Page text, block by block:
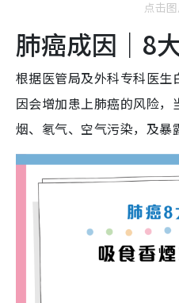
点击
肺癌成因｜8
根据医管局及外科专科医
因会增加患上肺癌的风险
烟、氡气、空气污染，及暴